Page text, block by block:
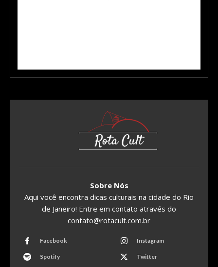
Sobre Nós
Aqui você encontra dicas culturais na cidade do Rio
de Janeiro! Entre em contato através do
contato@rotacult.com.br
Facebook Instagram
Spotify Twitter